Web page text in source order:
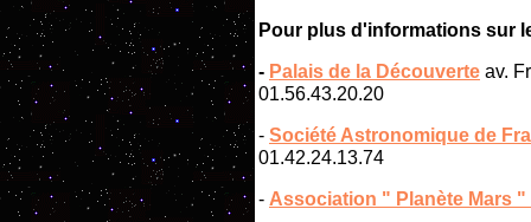
Pour plus d'informations sur
- Palais de la Découverte av.
01.56.43.20.20
- Société Astronomique de
01.42.24.13.74
- Association " Planète Mars "